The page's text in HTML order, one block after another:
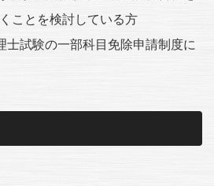
ことを検討している方
士試験の一部科目免除申請制度に